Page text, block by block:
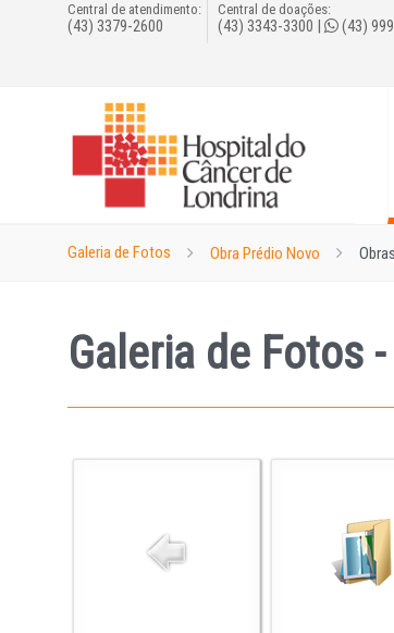
Central de atendimento:
(43) 3379-2600
Central de doações:
(43) 3343-3300 | (43)
Galeria de Fotos Obra Prédio Novo
Galeria de Fotos